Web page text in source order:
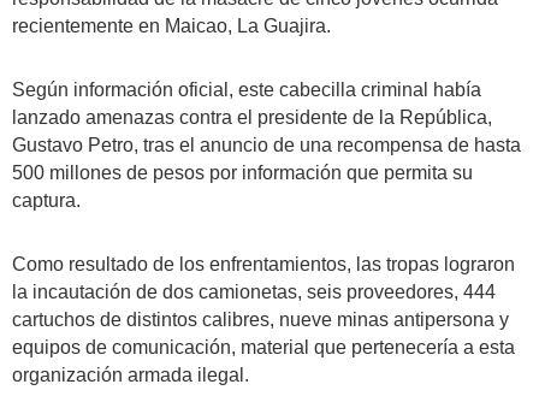
recientemente en Maicao, La Guajira.
Según información oficial, este cabecilla criminal había
lanzado amenazas contra el presidente de la República,
Gustavo Petro, tras el anuncio de una recompensa de hasta
500 millones de pesos por información que permita su
captura.
Como resultado de los enfrentamientos, las tropas lograron
la incautación de dos camionetas, seis proveedores, 444
cartuchos de distintos calibres, nueve minas antipersona y
equipos de comunicación, material que pertenecería a esta
organización armada ilegal.